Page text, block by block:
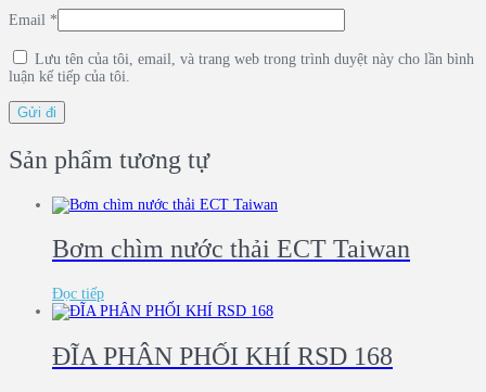
Email *
Lưu tên của tôi, email, và trang web trong trình duyệt này cho lần bình
luận kế tiếp của tôi.
Sản phẩm tương tự
Bơm chìm nước thải ECT Taiwan
Đọc tiếp
ĐĨA PHÂN PHỐI KHÍ RSD 168